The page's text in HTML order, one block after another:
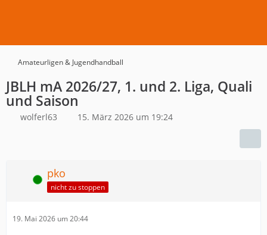
Amateurligen & Jugendhandball
JBLH mA 2026/27, 1. und 2. Liga, Quali
und Saison
wolferl63 15. März 2026 um 19:24
Online pko
nicht zu stoppen
19. Mai 2026 um 20:44